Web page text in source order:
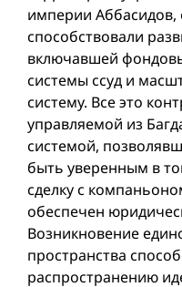
империи
способствовали
включавшей
системы ссуд и
систему. Все это
управляемой из
системой,
быть уверенным в
сделку с
обеспечен
Возникновение
пространства
распространению